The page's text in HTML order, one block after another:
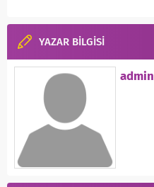
YAZAR BİLGİSİ
admin